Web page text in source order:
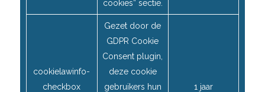
cookies” sectie.
cookielawinfo-
checkbox
Gezet door de
GDPR Cookie
Consent plugin,
deze cookie
gebruikers hun
1 jaar